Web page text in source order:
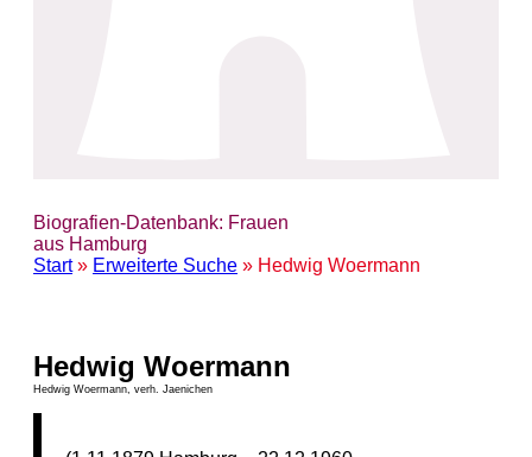
Biografien-Datenbank: Frauen
aus Hamburg
Start» Erweiterte Suche » Hedwig Woermann
Hedwig Woermann
Hedwig Woermann, verh. Jaenichen